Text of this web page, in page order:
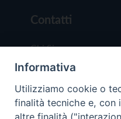
Contatti
Chi Siamo
Redazione
Scrivici
Informativa
Utilizziamo cookie o
finalità tecniche e, con